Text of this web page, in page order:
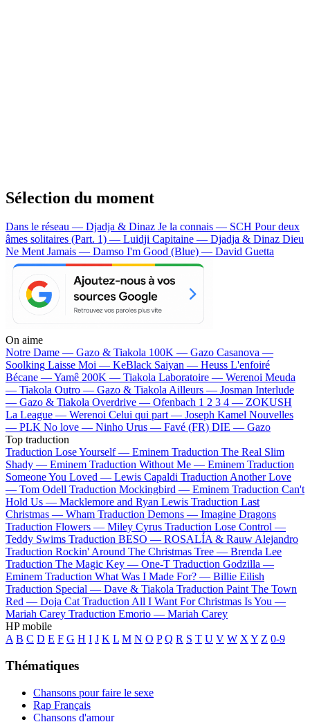
Sélection du moment
Dans le réseau — Djadja & Dinaz Je la connais — SCH Pour deux
âmes solitaires (Part. 1) — Luidji Capitaine — Djadja & Dinaz Dieu
Ne Ment Jamais — Damso I'm Good (Blue) — David Guetta
On aime
Notre Dame — Gazo & Tiakola 100K — Gazo Casanova —
Soolking Laisse Moi — KeBlack Saiyan — Heuss L'enfoiré
Bécane —Yamê 200K — Tiakola Laboratoire — Werenoi Meuda
— Tiakola Outro — Gazo & TiakolaAilleurs — Josman Interlude
— Gazo & Tiakola Overdrive — Ofenbach 1 2 3 4 — ZOKUSH
La League — Werenoi Celui qui part — Joseph Kamel Nouvelles
— PLK No love — Ninho Urus — Favé (FR) DIE — Gazo
Top traduction
Traduction Lose Yourself — Eminem Traduction The Real Slim
Shady — Eminem Traduction Without Me — Eminem Traduction
Someone You Loved — Lewis Capaldi Traduction Another Love
— Tom Odell Traduction Mockingbird — Eminem Traduction Can't
Hold Us — Macklemore and Ryan Lewis Traduction Last
Christmas — Wham Traduction Demons — Imagine Dragons
Traduction Flowers — Miley Cyrus Traduction Lose Control —
Teddy Swims Traduction BESO — ROSALÍA & Rauw Alejandro
Traduction Rockin' Around The Christmas Tree — Brenda Lee
Traduction The Magic Key — One-T Traduction Godzilla —
Eminem Traduction What Was I Made For? — Billie Eilish
Traduction Special — Dave & Tiakola Traduction Paint The Town
Red — Doja Cat Traduction All I Want For Christmas Is You —
Mariah Carey Traduction Emorio — Mariah Carey
HP mobile
A B C D E F G H I J K L M N O P Q R S T U V W XY Z 0-9
Thématiques
Chansons pour faire le sexe
Rap Français
Chansons d'amour